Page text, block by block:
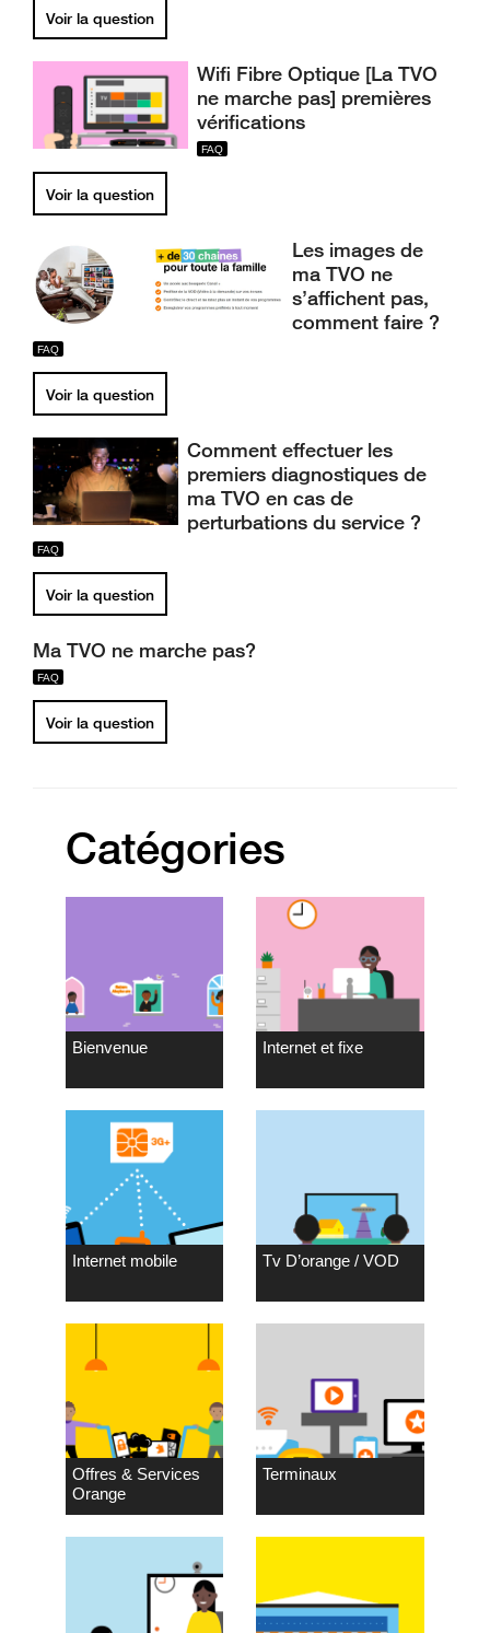
Voir la question
Wifi Fibre Optique [La TVO
ne marche pas] premières
vérifications
Voir la question
Les images de
ma TVO ne
s’affichent pas,
comment faire ?
Voir la question
Comment effectuer les
premiers diagnostiques de
ma TVO en cas de
perturbations du service ?
Voir la question
Ma TVO ne marche pas?
Voir la question
Catégories
Bienvenue Internet et fixe
Internet mobile Tv D’orange / VOD
Offres & Services
Orange
Terminaux